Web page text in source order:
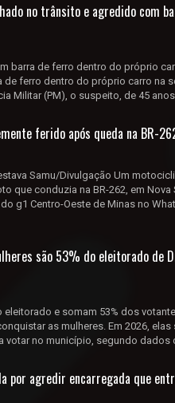
no trânsito e agredido com
barra de ferro dentro do próprio
de ferro dentro do próprio carro na
Militar (PM), o suspeito, de 45
ferido após queda na BR-
Samu/Divulgação Um
que conduzia na BR-262, em
g1 Centro-Oeste de Minas no
são 53% do eleitorado de
e somam 53% dos
as mulheres. Em 2026,
votar no município, segundo dados
por agredir encarregada que